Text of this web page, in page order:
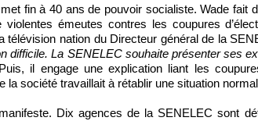
fin à 40 ans de pouvoir socialiste. Wade fait
émeutes contres les coupures
télévision nation du Directeur général de la
difficile. La SENELEC souhaite présenter ses
il engage une explication liant les
la société travaillait à rétablir une situation
Dix agences de la SENELEC sont